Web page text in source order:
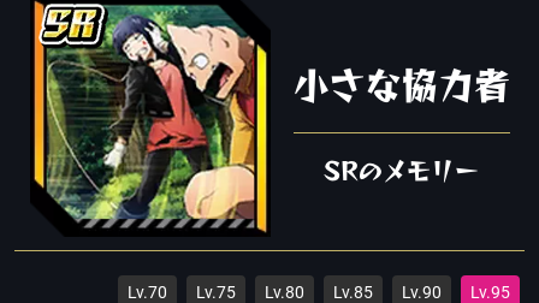
小さな協力者
SRのメモリー
Lv.70 Lv.75 Lv.80 Lv.85 Lv.90 Lv.95